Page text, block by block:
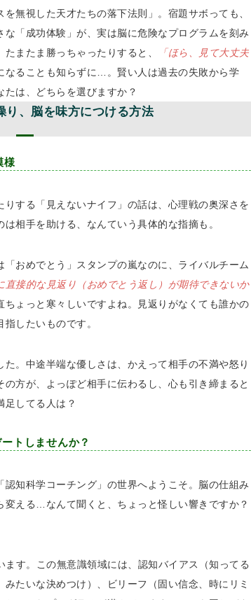
無視した天才たちの落下法則」。宿題サボっても、
「成功体験」が、実は脳に危険なプログラムを刻み
またま勝っちゃったりすると、
「ほら、見て大丈夫
なることも知らずに…。賢い人は過去の失敗から学
は、どちらを選びますか？
り、脳を味方につける方法
様
する「見えないナイフ」の話は、心理戦の奥深さを
相手を助ける、なんていう具体的な指摘も。
おめでとう」スタンプの嵐なのに、ライバルチーム
直接的な見返り（おめでとう返し）が期待できないか
ちょっと寒々しいですよね。見返りがなくても誰かの
したいものです。
た。中途半端な優しさは、かえって相手の不満や怒り
方が、よっぽど相手に伝わるし、心も引き締まると
足してる人は？
トしませんか？
知科学コーチング」の世界へようこそ。脳の仕組み
える…なんて聞くと、ちょっと怪しい響きですか？
す。この無意識領域には、認知バイアス（知ってる
たいな決めつけ）、ビリーフ（固い信念、時にリミ